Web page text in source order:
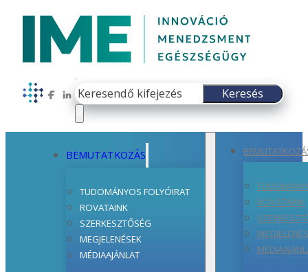
Follow us on Facebook
Follow us on LinkedIn
Keresés
Keresés
BEMUTATKOZÁS
TUDOMÁNYOS FOLYÓIRAT
ROVATAINK
SZERKESZTŐSÉG
MEGJELENÉSEK
MÉDIAAJÁNLAT
ROVATAINK